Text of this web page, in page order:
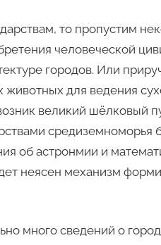
то пропустим
человеческой
городов. Или
для ведения
великий шёлковый
средиземноморья
об астронмии и
неясен механизм
много сведений о